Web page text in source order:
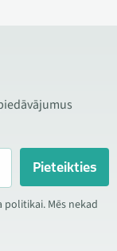
Pieteikties
Mēs nekad